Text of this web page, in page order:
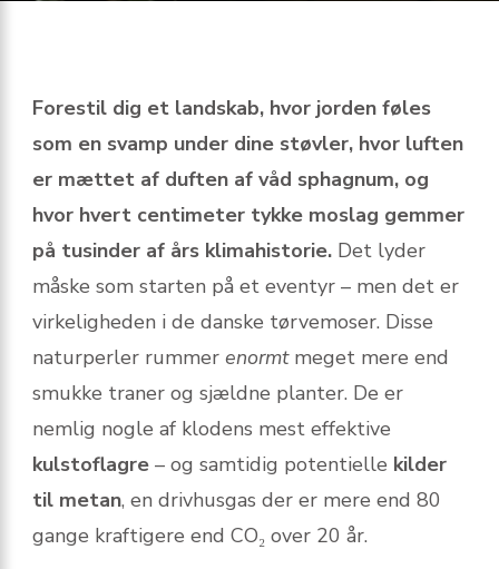
Forestil dig et landskab, hvor jorden føles
som en svamp under dine støvler, hvor luften
er mættet af duften af våd sphagnum, og
hvor hvert centimeter tykke moslag gemmer
på tusinder af års klimahistorie. Det lyder
måske som starten på et eventyr – men det er
virkeligheden i de danske tørvemoser. Disse
naturperler rummer enormtmeget mere end
smukke traner og sjældne planter. De er
nemlig nogle af klodens mest effektive
kulstoflagre – og samtidig potentielle kilder
til metan, en drivhusgas der er mere end 80
gange kraftigere end CO₂ over 20 år.